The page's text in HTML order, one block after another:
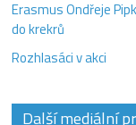
Erasmus Ondřeje
do krekrů
Rozhlasáci v akci
Další mediální